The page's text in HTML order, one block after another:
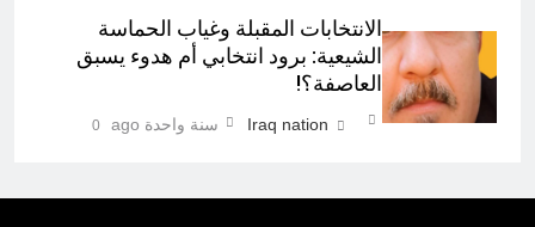
الانتخابات المقبلة وغياب الحماسة
الشيعية: برود انتخابي أم هدوء يسبق
العاصفة؟!
Iraq nation سنة واحدة ago 0